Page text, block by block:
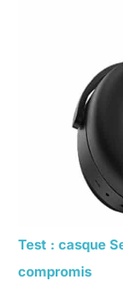
Test : casque
compromis